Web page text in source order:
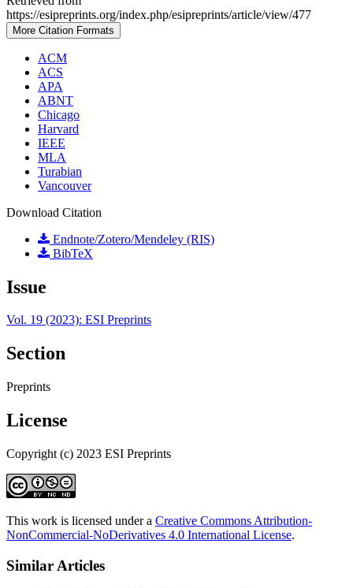
https://esipreprints.org/index.php/esipreprints/article/view/477
More Citation Formats
ACM
ACS
APA
ABNT
Chicago
Harvard
IEEE
MLA
Turabian
Vancouver
Download Citation
Endnote/Zotero/Mendeley (RIS)
BibTeX
Issue
Vol. 19 (2023): ESI Preprints
Section
Preprints
License
Copyright (c) 2023 ESI Preprints
This work is licensed under a Creative Commons Attribution-
NonCommercial-NoDerivatives 4.0 International License.
Similar Articles